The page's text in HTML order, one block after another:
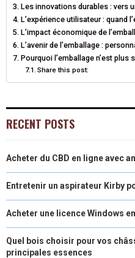
N
T
E
R
)
N
O
K
Les innovations durables : vers
L’expérience utilisateur : quand
L’impact économique de
L’avenir de l’emballage :
Pourquoi l’emballage n’est
Share this post:
RECENT POSTS
Acheter du CBD en ligne avec
Entretenir un aspirateur Kirby
Acheter une licence Windows
Quel bois choisir pour vos
principales essences